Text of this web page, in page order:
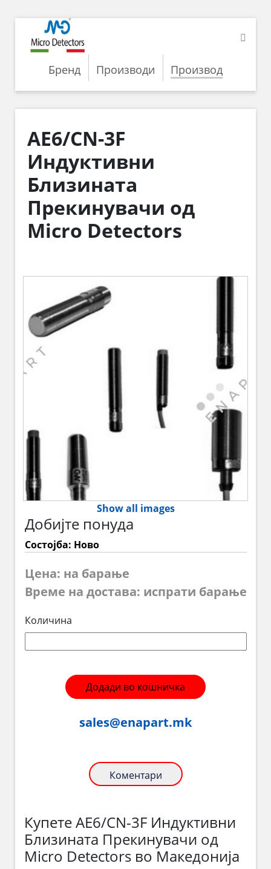
Бренд Производи Производ
AE6/CN-3F
Индуктивни
Близината
Прекинувачи од
Micro Detectors
Show all images
Добијте понуда
Состојба: Ново
Цена: на барање
Време на достава: испрати барање
Количина
Додади во кошничка
sales@enapart.mk
Коментари
Купете AE6/CN-3F Индуктивни
Близината Прекинувачи од
Micro Detectors во Македонија